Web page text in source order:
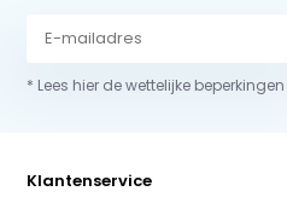
* Lees hier de wettelijke beperkingen
Klantenservice